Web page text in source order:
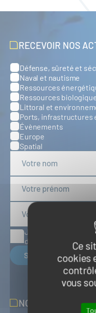
Ce
cookies
vous
RECEVOIR NOS
Catégories
Défense, sûreté et
Naval et nautisme
Ressources
Ressources
Littoral et
Ports, infrastructures
Évènements
Europe
Spatial
J'accepte de
du Pôle Mer
S'inscrire
NOUS SUIVRE SUR